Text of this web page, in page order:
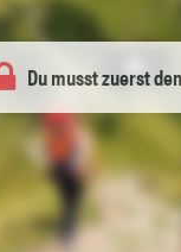
Du musst zuerst